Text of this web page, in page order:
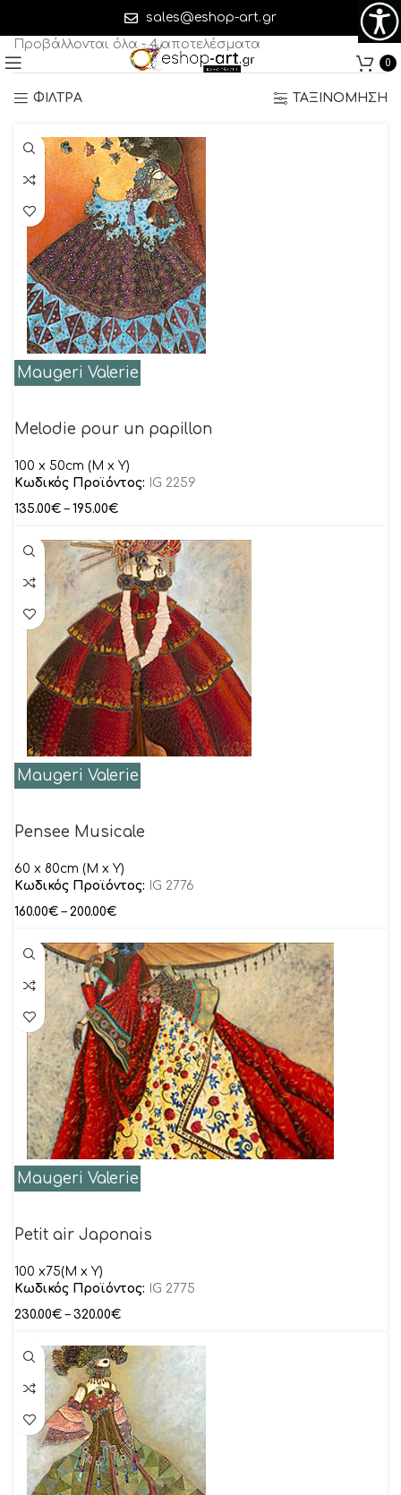
sales@eshop-art.gr
0
Προβάλλονται όλα - 4 αποτελέσματα
ΦΙΛΤΡΑ ΤΑΞΙΝΟΜΗΣΗ
Maugeri Valerie
Melodie pour un papillon
100 x 50cm (M x Y)
Κωδικός Προϊόντος:
IG 2259
135.00€ – 195.00€
Maugeri Valerie
Pensee Musicale
60 x 80cm (M x Y)
Κωδικός Προϊόντος:
IG 2776
160.00€ – 200.00€
Maugeri Valerie
Petit air Japonais
100 x75(M x Y)
Κωδικός Προϊόντος:
IG 2775
230.00€ – 320.00€